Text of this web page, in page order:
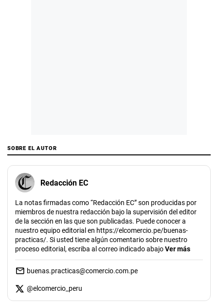
SOBRE EL AUTOR
Redacción EC
La notas firmadas como “Redacción EC” son producidas por
miembros de nuestra redacción bajo la supervisión del editor
de la sección en las que son publicadas. Puede conocer a
nuestro equipo editorial en https://elcomercio.pe/buenas-
practicas/. Si usted tiene algún comentario sobre nuestro
proceso editorial, escriba al correo indicado abajoVer más
buenas.practicas@comercio.com.pe
@elcomercio_peru